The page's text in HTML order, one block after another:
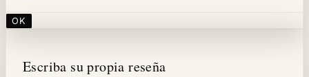
OK
Escriba su propia reseña